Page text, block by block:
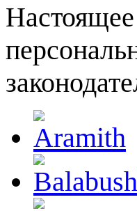
Настоящее